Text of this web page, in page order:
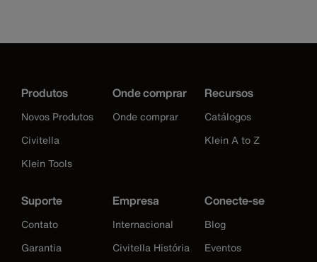
Produtos
Novos Produtos
Civitella
Klein Tools
Onde comprar
Onde comprar
Recursos
Catálogos
Klein A to Z
Suporte
Contato
Garantia
Empresa
Internacional
Civitella História
Conecte-se
Blog
Eventos